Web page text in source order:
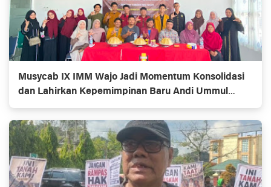
Musycab IX IMM Wajo Jadi Momentum Konsolidasi
dan Lahirkan Kepemimpinan Baru Andi Ummul
Resky Lutfiah